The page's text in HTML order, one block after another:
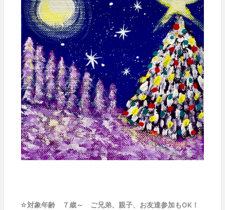
☆対象年齢 ７歳～ ご兄弟、親子、お友達参加もOK！